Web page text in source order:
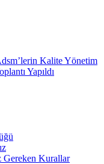
Kalite Yönetim
Yapıldı
Gereken Kurallar